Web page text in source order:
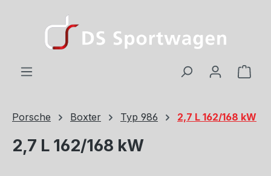
Zum Hauptinhalt springen
Porsche Boxter Typ 986 2,7 L 162/168 kW
2,7 L 162/168 kW